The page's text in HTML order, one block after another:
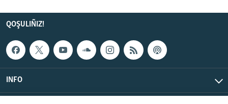
QOŞULIÑIZ!
INFO